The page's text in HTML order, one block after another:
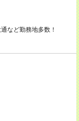
など勤務地多数！